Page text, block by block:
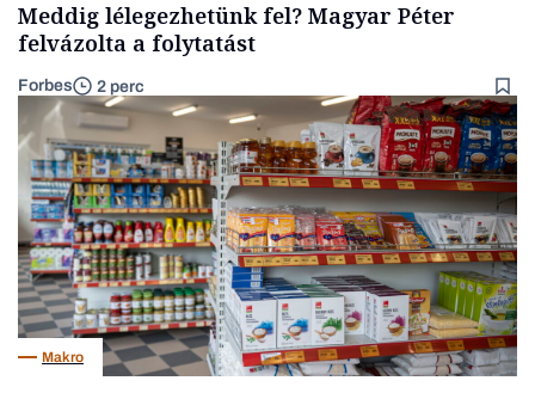
Meddig lélegezhetünk fel? Magyar Péter
felvázolta a folytatást
Forbes 2 perc
Makro